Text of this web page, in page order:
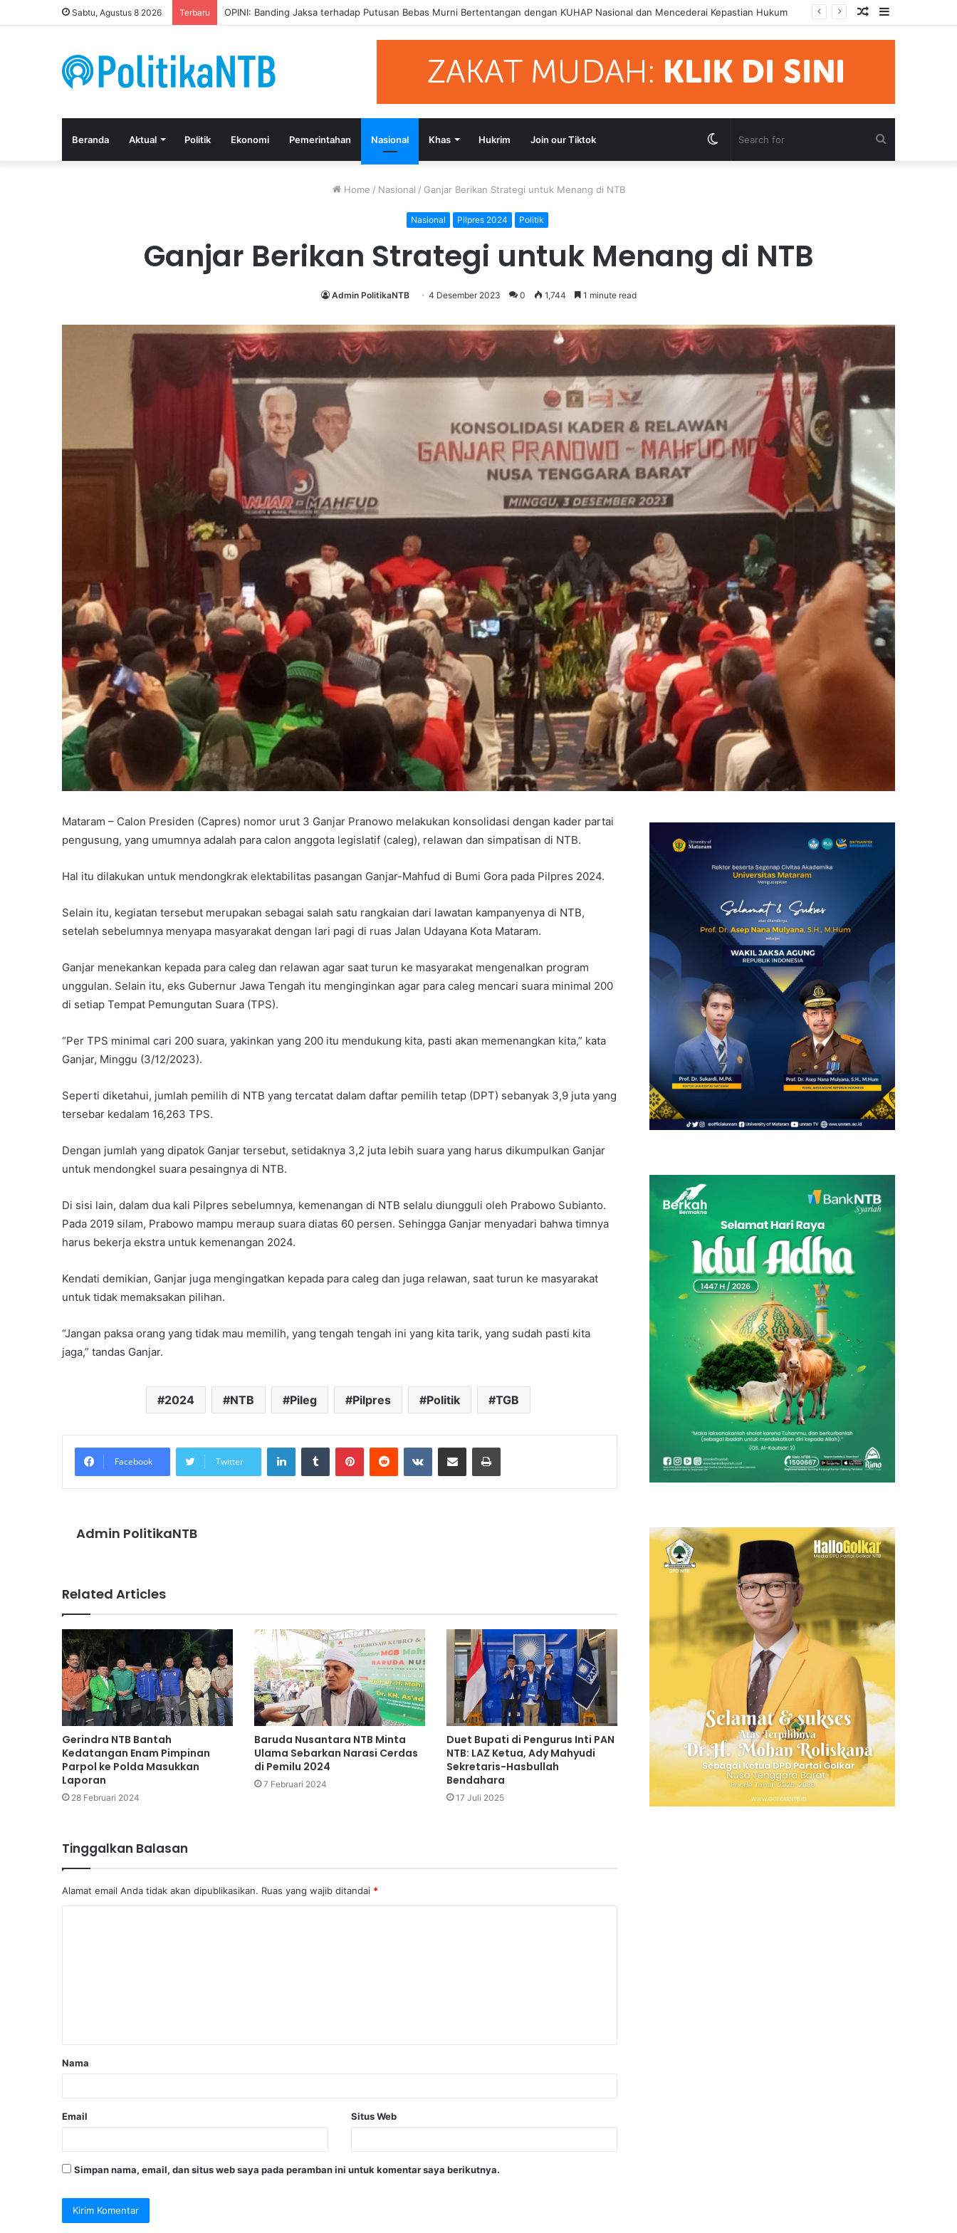
Sabtu, Agustus 8 2026 Terbaru Kuasa Hukum Apresiasi Putusan Bebas Tiga Terdakwa Kasus Gratifikasi DPRD NTB, Ajak Semua Pihak Hormati Supremasi Hukum Sidebar
Random
Article
Beranda Aktual Politik Ekonomi Pemerintahan Nasional Khas Hukrim Join our Tiktok Switch
Home / Nasional / Ganjar Berikan Strategi untuk Menang di NTB
Nasional Pilpres 2024 Politik
Ganjar Berikan Strategi untuk Menang di NTB
Admin PolitikaNTB 4 Desember 2023 0 1,744 1 minute read
Mataram – Calon Presiden (Capres) nomor urut 3 Ganjar Pranowo melakukan konsolidasi dengan kader partai
pengusung, yang umumnya adalah para calon anggota legislatif (caleg), relawan dan simpatisan di NTB.
Hal itu dilakukan untuk mendongkrak elektabilitas pasangan Ganjar-Mahfud di Bumi Gora pada Pilpres 2024.
Selain itu, kegiatan tersebut merupakan sebagai salah satu rangkaian dari lawatan kampanyenya di NTB,
setelah sebelumnya menyapa masyarakat dengan lari pagi di ruas Jalan Udayana Kota Mataram.
Ganjar menekankan kepada para caleg dan relawan agar saat turun ke masyarakat mengenalkan program
unggulan. Selain itu, eks Gubernur Jawa Tengah itu menginginkan agar para caleg mencari suara minimal 200
di setiap Tempat Pemungutan Suara (TPS).
“Per TPS minimal cari 200 suara, yakinkan yang 200 itu mendukung kita, pasti akan memenangkan kita,” kata
Ganjar, Minggu (3/12/2023).
Seperti diketahui, jumlah pemilih di NTB yang tercatat dalam daftar pemilih tetap (DPT) sebanyak 3,9 juta yang
tersebar kedalam 16,263 TPS.
Dengan jumlah yang dipatok Ganjar tersebut, setidaknya 3,2 juta lebih suara yang harus dikumpulkan Ganjar
untuk mendongkel suara pesaingnya di NTB.
Di sisi lain, dalam dua kali Pilpres sebelumnya, kemenangan di NTB selalu diungguli oleh Prabowo Subianto.
Pada 2019 silam, Prabowo mampu meraup suara diatas 60 persen. Sehingga Ganjar menyadari bahwa timnya
harus bekerja ekstra untuk kemenangan 2024.
Kendati demikian, Ganjar juga mengingatkan kepada para caleg dan juga relawan, saat turun ke masyarakat
untuk tidak memaksakan pilihan.
“Jangan paksa orang yang tidak mau memilih, yang tengah tengah ini yang kita tarik, yang sudah pasti kita
jaga,” tandas Ganjar.
2024 NTB Pileg Pilpres Politik TGB
Facebook Twitter
LinkedInTumblr PinterestReddit VKontakteShare via Email Print
Admin PolitikaNTB
Related Articles
Gerindra NTB Bantah
Kedatangan Enam Pimpinan
Parpol ke Polda Masukkan
Laporan
28 Februari 2024
Baruda Nusantara NTB Minta
Ulama Sebarkan Narasi Cerdas
di Pemilu 2024
7 Februari 2024
Duet Bupati di Pengurus Inti PAN
NTB: LAZ Ketua, Ady Mahyudi
Sekretaris-Hasbullah
Bendahara
17 Juli 2025
Tinggalkan Balasan
Alamat email Anda tidak akan dipublikasikan. Ruas yang wajib ditandai *
Nama
Email Situs Web
Simpan nama, email, dan situs web saya pada peramban ini untuk komentar saya berikutnya.